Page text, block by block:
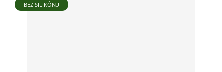
BEZ SILIKÓNU